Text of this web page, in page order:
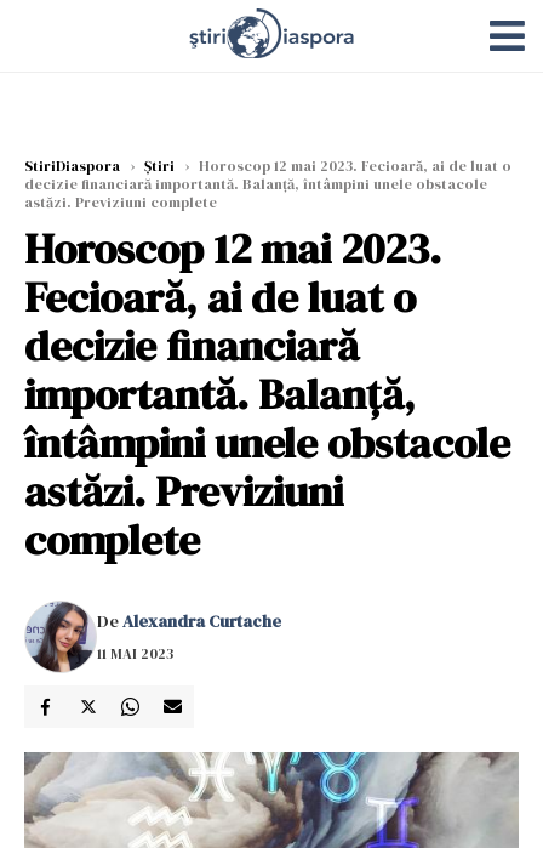
StiriDiaspora › Știri › Horoscop 12 mai 2023. Fecioară, ai de luat o
decizie financiară importantă. Balanță, întâmpini unele obstacole
astăzi. Previziuni complete
Horoscop 12 mai 2023.
Fecioară, ai de luat o
decizie financiară
importantă. Balanță,
întâmpini unele obstacole
astăzi. Previziuni
complete
DeAlexandra Curtache
11 MAI 2023